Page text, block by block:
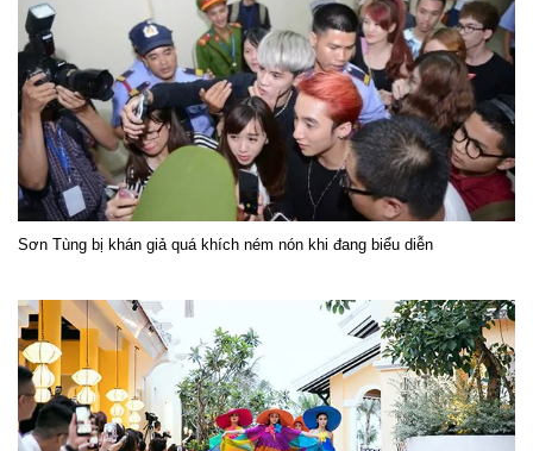
Sơn Tùng bị khán giả quá khích ném nón khi đang biểu diễn